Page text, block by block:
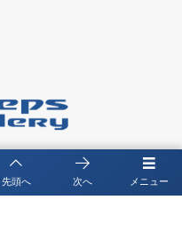
メニュー
先頭へ 次へ
4-4-13 琉映ビル5F